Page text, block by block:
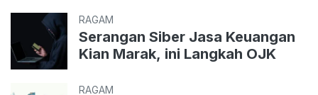
RAGAM
Serangan Siber Jasa Keuangan
Kian Marak, ini Langkah OJK
RAGAM